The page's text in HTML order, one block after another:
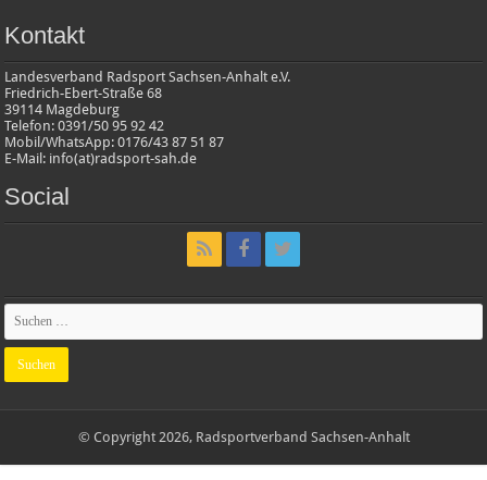
Kontakt
Landesverband Radsport Sachsen-Anhalt e.V.
Friedrich-Ebert-Straße 68
39114 Magdeburg
Telefon: 0391/50 95 92 42
Mobil/WhatsApp: 0176/43 87 51 87
E-Mail: info(at)radsport-sah.de
Social
© Copyright 2026, Radsportverband Sachsen-Anhalt